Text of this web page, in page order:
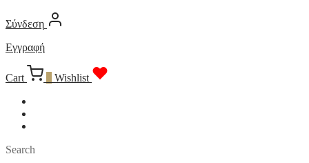
Σύνδεση
Εγγραφή
Cart Wishlist
Search